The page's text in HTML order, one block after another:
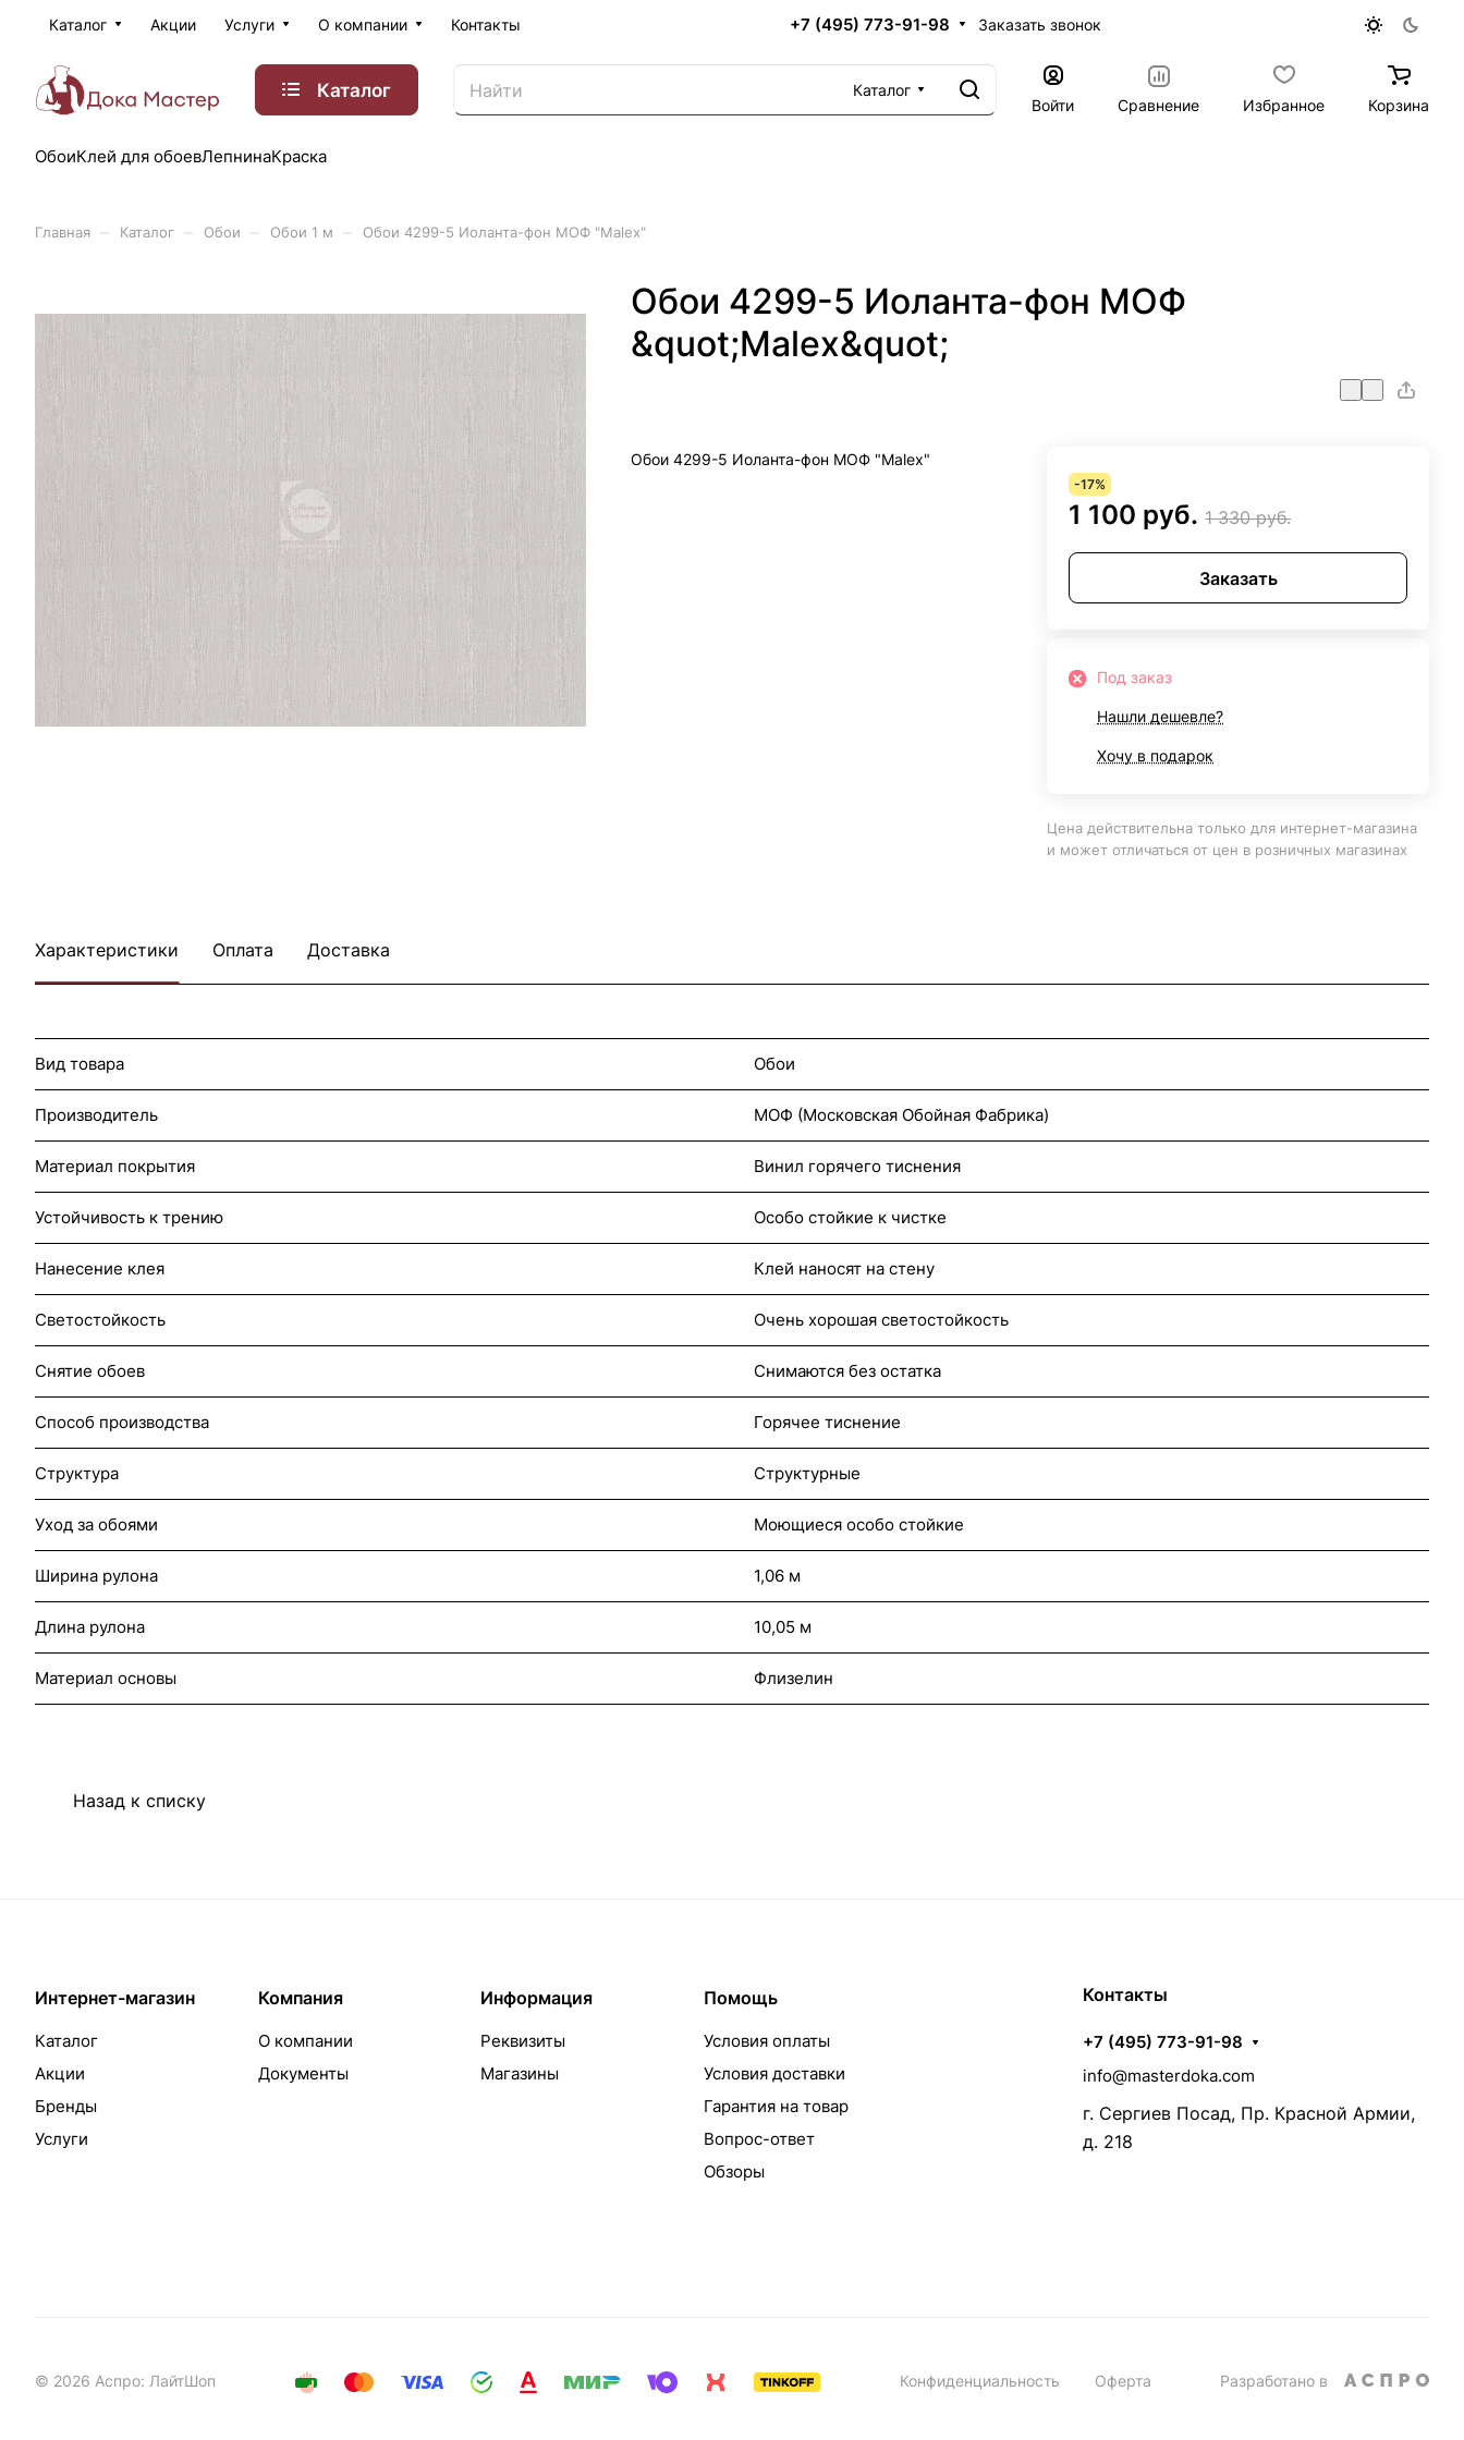
Каталог Акции Услуги О компании Контакты +7 (495) 773-91-98 Заказать звонок
Каталог
Каталог
Войти
Сравнение Избранное Корзина
ОбоиКлей для обоевЛепнинаКраска
Главная Каталог Обои Обои 1 м Обои 4299-5 Иоланта-фон МОФ "Malex"
Обои 4299-5 Иоланта-фон МОФ
&quot;Malex&quot;
Обои 4299-5 Иоланта-фон МОФ "Malex"
-17%
1 100 руб. 1 330 руб.
Заказать
Под заказ
Нашли дешевле?
Хочу в подарок
Цена действительна только для интернет-магазина
и может отличаться от цен в розничных магазинах
Характеристики Оплата Доставка
Вид товара Обои
Производитель МОФ (Московская Обойная Фабрика)
Материал покрытия Винил горячего тиснения
Устойчивость к трению Особо стойкие к чистке
Нанесение клея Клей наносят на стену
Светостойкость Очень хорошая светостойкость
Снятие обоев Снимаются без остатка
Способ производства Горячее тиснение
Структура Структурные
Уход за обоями Моющиеся особо стойкие
Ширина рулона 1,06 м
Длина рулона 10,05 м
Материал основы Флизелин
Назад к списку
Интернет-магазин
Каталог
Акции
Бренды
Услуги
Компания
О компании
Документы
Информация
Реквизиты
Магазины
Помощь
Условия оплаты
Условия доставки
Гарантия на товар
Вопрос-ответ
Обзоры
Контакты
+7 (495) 773-91-98
info@masterdoka.com
г. Сергиев Посад, Пр. Красной Армии,
д. 218
© 2026 Аспро: ЛайтШоп Конфиденциальность Оферта Разработано в